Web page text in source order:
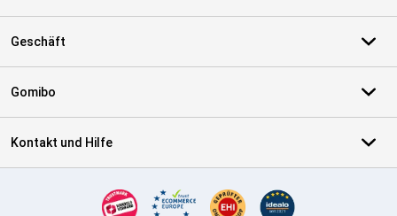
Geschäft
Gomibo
Kontakt und Hilfe